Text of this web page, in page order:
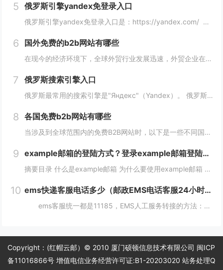
5 俄罗斯引擎yandex免登录入口
俄罗斯引擎yandex免登录入口是：https://yandex.com/ 无须登录直接使用，接下来小编就来给大家详细介绍。 俄罗斯引擎yandex免登录入口 Yandex是俄罗斯最大的互联网公司之一，其拥有自己的搜索引...
6 国外免费的b2b网站有哪些
在现今的经济环境下，全球外贸行业发展迅速，外贸企业在寻找客户方面也变得越来越重要，并且更加重视做好国外B2B网站的使用。因此，在选择一个合适的国外B2B网站时，您应该根据您的需求选择一个合适的网站，下面介绍一下国外免费的b2b网站有哪些？...
7 俄罗斯搜索引擎入口
俄罗斯最常用的搜索引擎是"Яндекс"（Yandex）。 俄罗斯搜索引擎yandex入口： 1、俄罗斯搜索引擎入口1：yandex.com，无须登录直接使用。 2、俄罗斯搜索引擎入口2：www.yandex.ru，需要登录使用。...
8 各国免费b2b网站有哪些
当涉及到全球范围内的免费B2B网站时，以下是一些不同国家的B2B网站，它们为企业提供了广阔的国际市场。这些网站在不同国家和地区具有不同的影响力，但都是免费使用的。 各国免费b2b网站： 1. 中国： - Alib...
9 example邮箱的登陆方式？登录example邮箱登陆服务器的步骤？
摘要目录 什么是example邮箱 为什么要使用example邮箱 example邮箱的登陆方式 如何保护example邮箱的安全性 结论 什么是example邮箱 example邮箱是由著名IT企...
10 ems快递客服电话多少（邮政EMS电话客服24小时服务热线）
ems客服统一都是11185，EMS人工服务转接的方法：1、使用固定电话或手机拨打11183，接通后，按1进入”上门揽收“，告诉客服人员您的取件地址、联系人和电话就可以上门取件。2、按2进入。 11183是邮政EMS的服务电话...
Copyright：(红帽云邮）© 2010 厦门硕顿信息技术有限公司 闽ICP
备11016866号 增值电信业务经营许可证:B1-20203020 站务处理Q